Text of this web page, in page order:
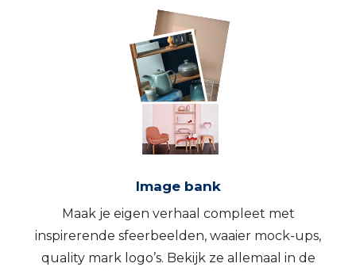
Image bank
Maak je eigen verhaal compleet met
inspirerende sfeerbeelden, waaier mock-ups,
quality mark logo’s. Bekijk ze allemaal in de